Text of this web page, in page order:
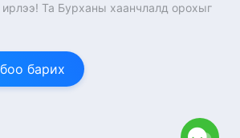
Та Бурханы хаанчлалд орохыг
барих